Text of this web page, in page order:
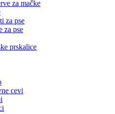
za mačke
za pse
za pse
prskalice
cevi